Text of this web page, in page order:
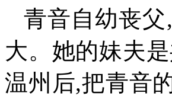
青音自幼丧父,
大。她的妹夫
温州后,把青音